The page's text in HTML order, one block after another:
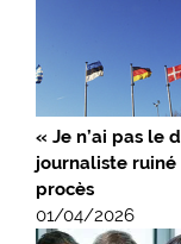
« Je n’ai pas le
journaliste ruiné
procès
01/04/2026